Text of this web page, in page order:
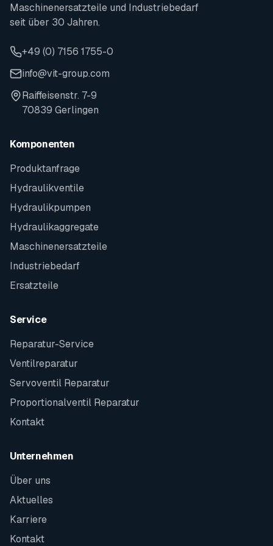
Maschinenersatzteile und Industriebedarf
seit über 30 Jahren.
+49 (0) 7156 1755-0
info@vit-group.com
Raiffeisenstr. 7-9
70839 Gerlingen
Komponenten
Produktanfrage
Hydraulikventile
Hydraulikpumpen
Hydraulikaggregate
Maschinenersatzteile
Industriebedarf
Ersatzteile
Service
Reparatur-Service
Ventilreparatur
Servoventil Reparatur
Proportionalventil Reparatur
Kontakt
Unternehmen
Über uns
Aktuelles
Karriere
Kontakt